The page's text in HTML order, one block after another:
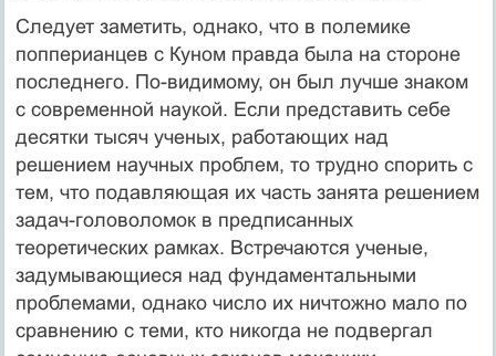
Следует заметить, однако, что в полемике
попперианцев с Куном прав­да была на стороне
последнего. По-видимому, он был лучше знаком
с со­временной наукой. Если представить себе
десятки тысяч ученых, работающих над
решением научных проблем, то трудно спорить с
тем, что подавляющая их часть занята решением
задач-головоломок в предписанных
теоретических рамках. Встречаются ученые,
задумывающиеся над фундаментальными
проблемами, однако число их ничтожно мало по
сравнению с теми, кто никогда не подвергал